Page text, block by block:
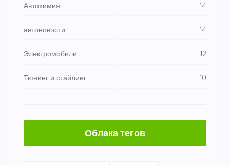
Автохимия 14
автоновости 14
Электромобили 12
Тюнинг и стайлинг 10
Облака тегов